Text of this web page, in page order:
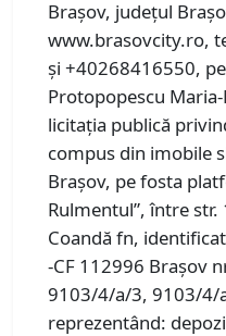
Brașov, județul
www.brasovcity.ro,
și +40268416550,
Protopopescu
licitaţia publică
compus din imobile
Brașov, pe fosta
Rulmentul”, între
Coandă fn,
-CF 112996 Brașov
9103/4/a/3, 9103/
reprezentând: